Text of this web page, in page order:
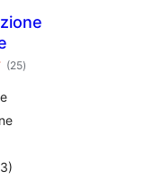
(25arvosanat
yhteensä
)